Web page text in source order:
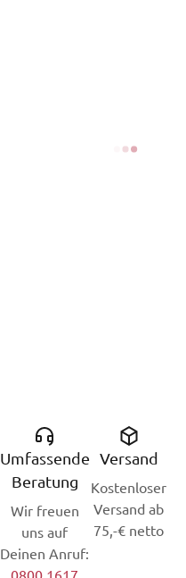
Umfassende
Beratung
Wir freuen
uns auf
Deinen Anruf:
Versand
Kostenloser
Versand ab
75,-€ netto